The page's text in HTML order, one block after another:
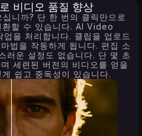
비디오 품질 향상
니까? 단 한 번의 클릭만으로
환할 수 있습니다. AI Video
을 처리합니다. 클립을 업로드
법을 작동하게 됩니다. 편집 소
러운 설정도 없습니다. 단 몇 초
세련된 버전의 비디오를 얻을
쉽고 중독성이 있습니다.